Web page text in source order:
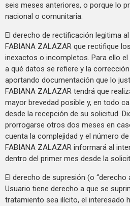
seis meses anteriores, o porque lo
nacional o comunitaria.
El derecho de rectificación legitima
FABIANA ZALAZAR que rectifique
inexactos o incompletos. Para ello
a qué datos se refiere y la
aportando documentación que lo
FABIANA ZALAZAR tendrá que
mayor brevedad posible y, en todo
desde la recepción de su solicitud.
prorrogarse otros dos meses en
cuenta la complejidad y el número
FABIANA ZALAZAR informará al
dentro del primer mes desde la
El derecho de supresión (o “derecho
Usuario tiene derecho a que se
tratamiento sea ilícito, el interesado